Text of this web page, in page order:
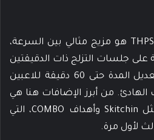
أسلوب اللعب في THPS 3 + 4 هو مزيج مثالي بين السرعة،
على جلسات التزلج ذات الدقيقتين
الكلاسيكية، مع إمكانية تعديل المدة حتى 60 دقيقة للاعبين
من أبرز الإضافات هنا هي
ميكانيكيات الجزء الرابع مثل Skitchin وأهداف COMBO، التي
لأول مرة.